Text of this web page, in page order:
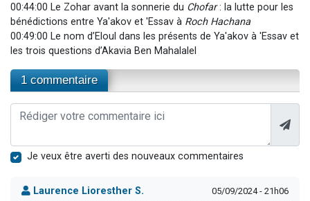
00:44:00 Le Zohar avant la sonnerie du Chofar: la lutte pour les
bénédictions entre Ya'akov et 'Essav à Roch Hachana
00:49:00 Le nom d’Eloul dans les présents de Ya'akov à 'Essav et
les trois questions d’Akavia Ben Mahalalel
1 commentaire
Je veux être averti des nouveaux commentaires
Laurence Lioresther S. 05/09/2024 - 21h06